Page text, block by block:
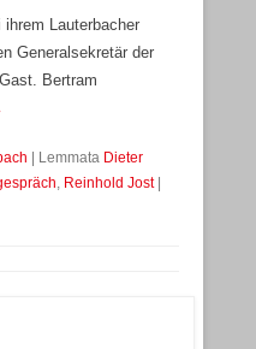
Lauterbacher
Generalsekretär der
Bertram
Lemmata Dieter
, Reinhold Jost